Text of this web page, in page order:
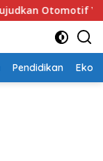
Yang Tertib
Pendidikan